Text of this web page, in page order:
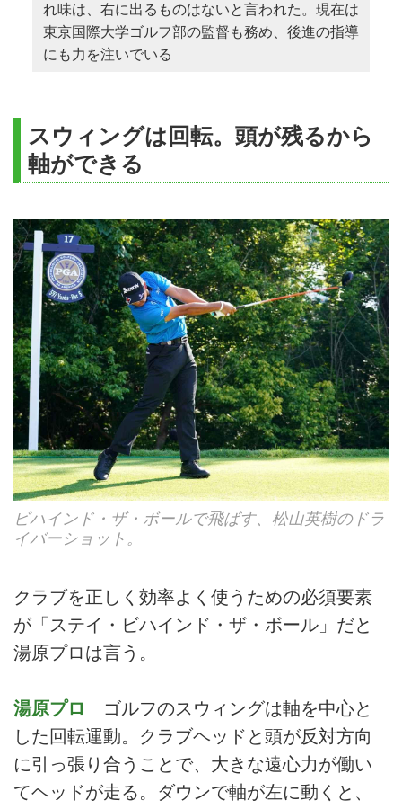
れ味は、右に出るものはないと言われた。現在は
東京国際大学ゴルフ部の監督も務め、後進の指導
にも力を注いでいる
スウィングは回転。頭が残るから
軸ができる
ビハインド・ザ・ボールで飛ばす、松山英樹のドラ
イバーショット。
クラブを正しく効率よく使うための必須要素
が「ステイ・ビハインド・ザ・ボール」だと
湯原プロは言う。
湯原プロ
ゴルフのスウィングは軸を中心と
した回転運動。クラブヘッドと頭が反対方向
に引っ張り合うことで、大きな遠心力が働い
てヘッドが走る。ダウンで軸が左に動くと、